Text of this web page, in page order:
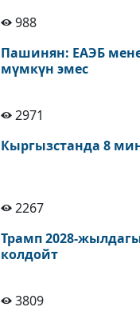
988
Пашинян: ЕАЭБ
мүмкүн эмес
2971
Кыргызстанда 8
2267
Трамп 2028-
колдойт
3809